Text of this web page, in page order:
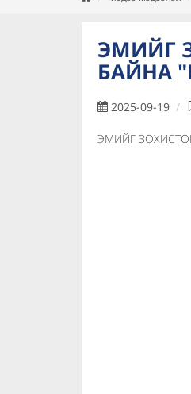
ЭМИЙГ
БАЙНА
2025-09-19
ЭМИЙГ